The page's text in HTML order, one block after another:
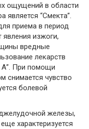
ощущений в области
является “Смекта”.
приема в период
изжоги,
вредные
лекарств
А”. При помощи
снимается чувство
болевой
железы,
характеризуется